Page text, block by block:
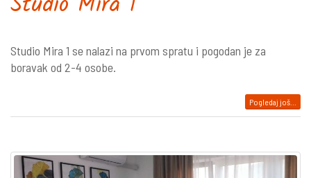
Studio Mira 1 se nalazi na prvom spratu i pogodan je za
boravak od 2-4 osobe.
Pogledaj još...